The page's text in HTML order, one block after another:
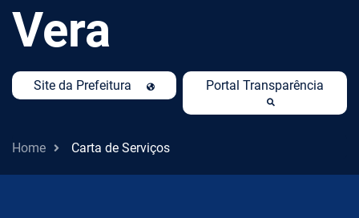
Vera
Site da Prefeitura Portal Transparência
Home Carta de Serviços